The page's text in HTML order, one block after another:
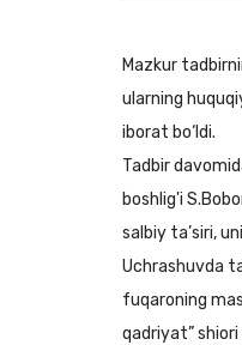
Mazkur
ularning
iborat bo‘ldi.
Tadbir
boshlig'i
salbiy ta’siri,
Uchrashuvda
fuqaroning
qadriyat”